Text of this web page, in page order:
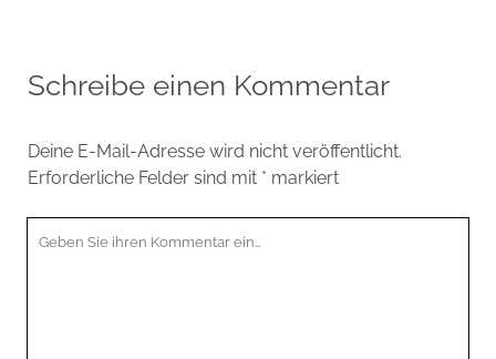
Schreibe einen Kommentar
Deine E-Mail-Adresse wird nicht veröffentlicht.
Erforderliche Felder sind mit * markiert